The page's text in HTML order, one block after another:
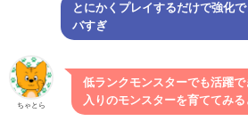
とにかくプレイするだけで強化
バすぎ
ちゃとら
低ランクモンスターでも活躍
入りのモンスターを育ててみる